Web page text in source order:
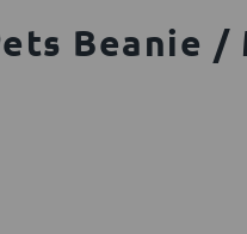
Beanie /